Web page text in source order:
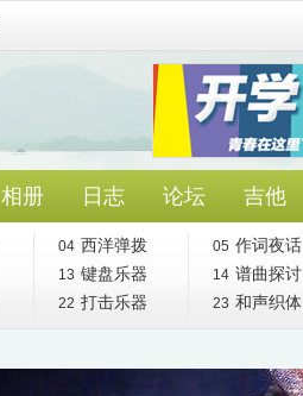
相册 日志 论坛 吉他
04 西洋弹拨 05 作词夜话
13 键盘乐器 14 谱曲探讨
22 打击乐器 23 和声织体